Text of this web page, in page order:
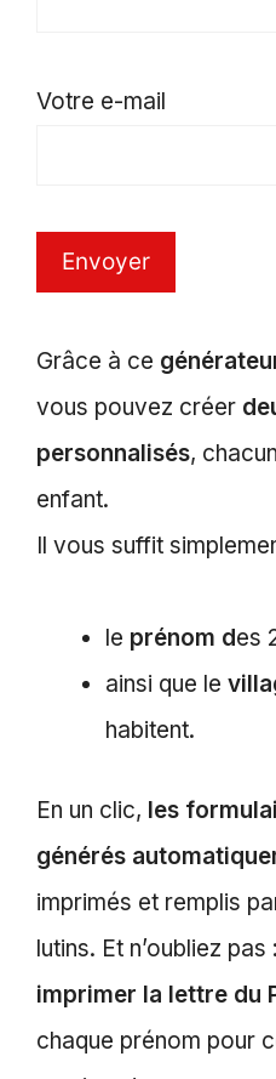
Votre e-mail
Grâce à ce
vous pouvez créer
personnalisés,
enfant.
Il vous suffit
le prénom des
ainsi que le
habitent.
En un clic, les
générés
imprimés et remplis
lutins. Et n’oubliez
imprimer la lettre du
chaque prénom pour